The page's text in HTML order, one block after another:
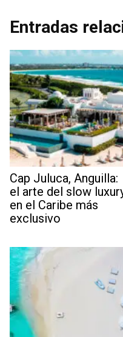
Entradas
Cap Juluca, Anguilla:
el arte del slow
en el Caribe más
exclusivo